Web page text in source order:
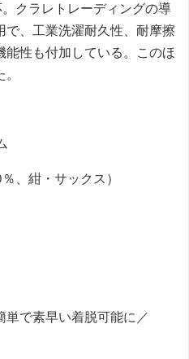
クラレトレーディングの導
で、工業洗濯耐久性、耐摩擦
性も付加している。このほ
、紺・サックス）
単で素早い着脱可能に／